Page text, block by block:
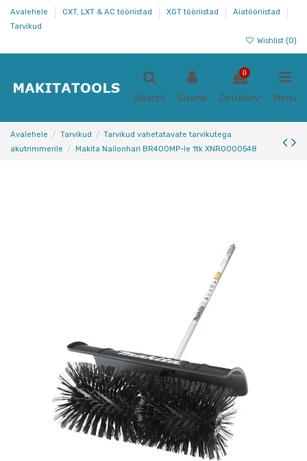
Avalehele CXT, LXT & AC tööriistad XGT tööriistad
Aiatööriistad
Tarvikud
Wishlist (0)
Search Sisene
0
Ostukorv: Menu
Avalehele Tarvikud
Tarvikud vahetatavate tarvikutega
akutrimmerile
Makita Nailonhari BR400MP-le 1tk XNR0000548